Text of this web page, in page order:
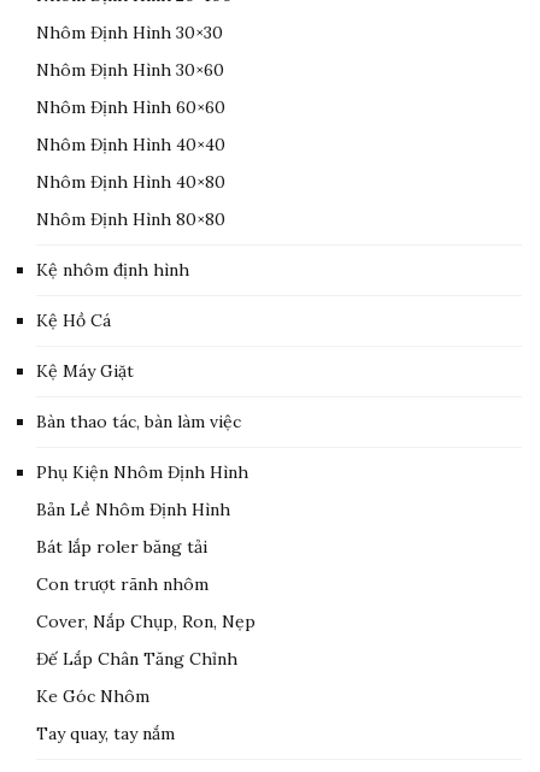
Nhôm Định Hình 30×30
Nhôm Định Hình 30×60
Nhôm Định Hình 60×60
Nhôm Định Hình 40×40
Nhôm Định Hình 40×80
Nhôm Định Hình 80×80
Kệ nhôm định hình
Kệ Hồ Cá
Kệ Máy Giặt
Bàn thao tác, bàn làm việc
Phụ Kiện Nhôm Định Hình
Bản Lề Nhôm Định Hình
Bát lắp roler băng tải
Con trượt rãnh nhôm
Cover, Nắp Chụp, Ron, Nẹp
Đế Lắp Chân Tăng Chỉnh
Ke Góc Nhôm
Tay quay, tay nắm